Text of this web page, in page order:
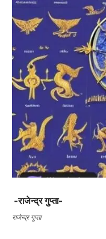
-राजेन्द्र गुप्ता-
राजेन्द्र गुप्ता